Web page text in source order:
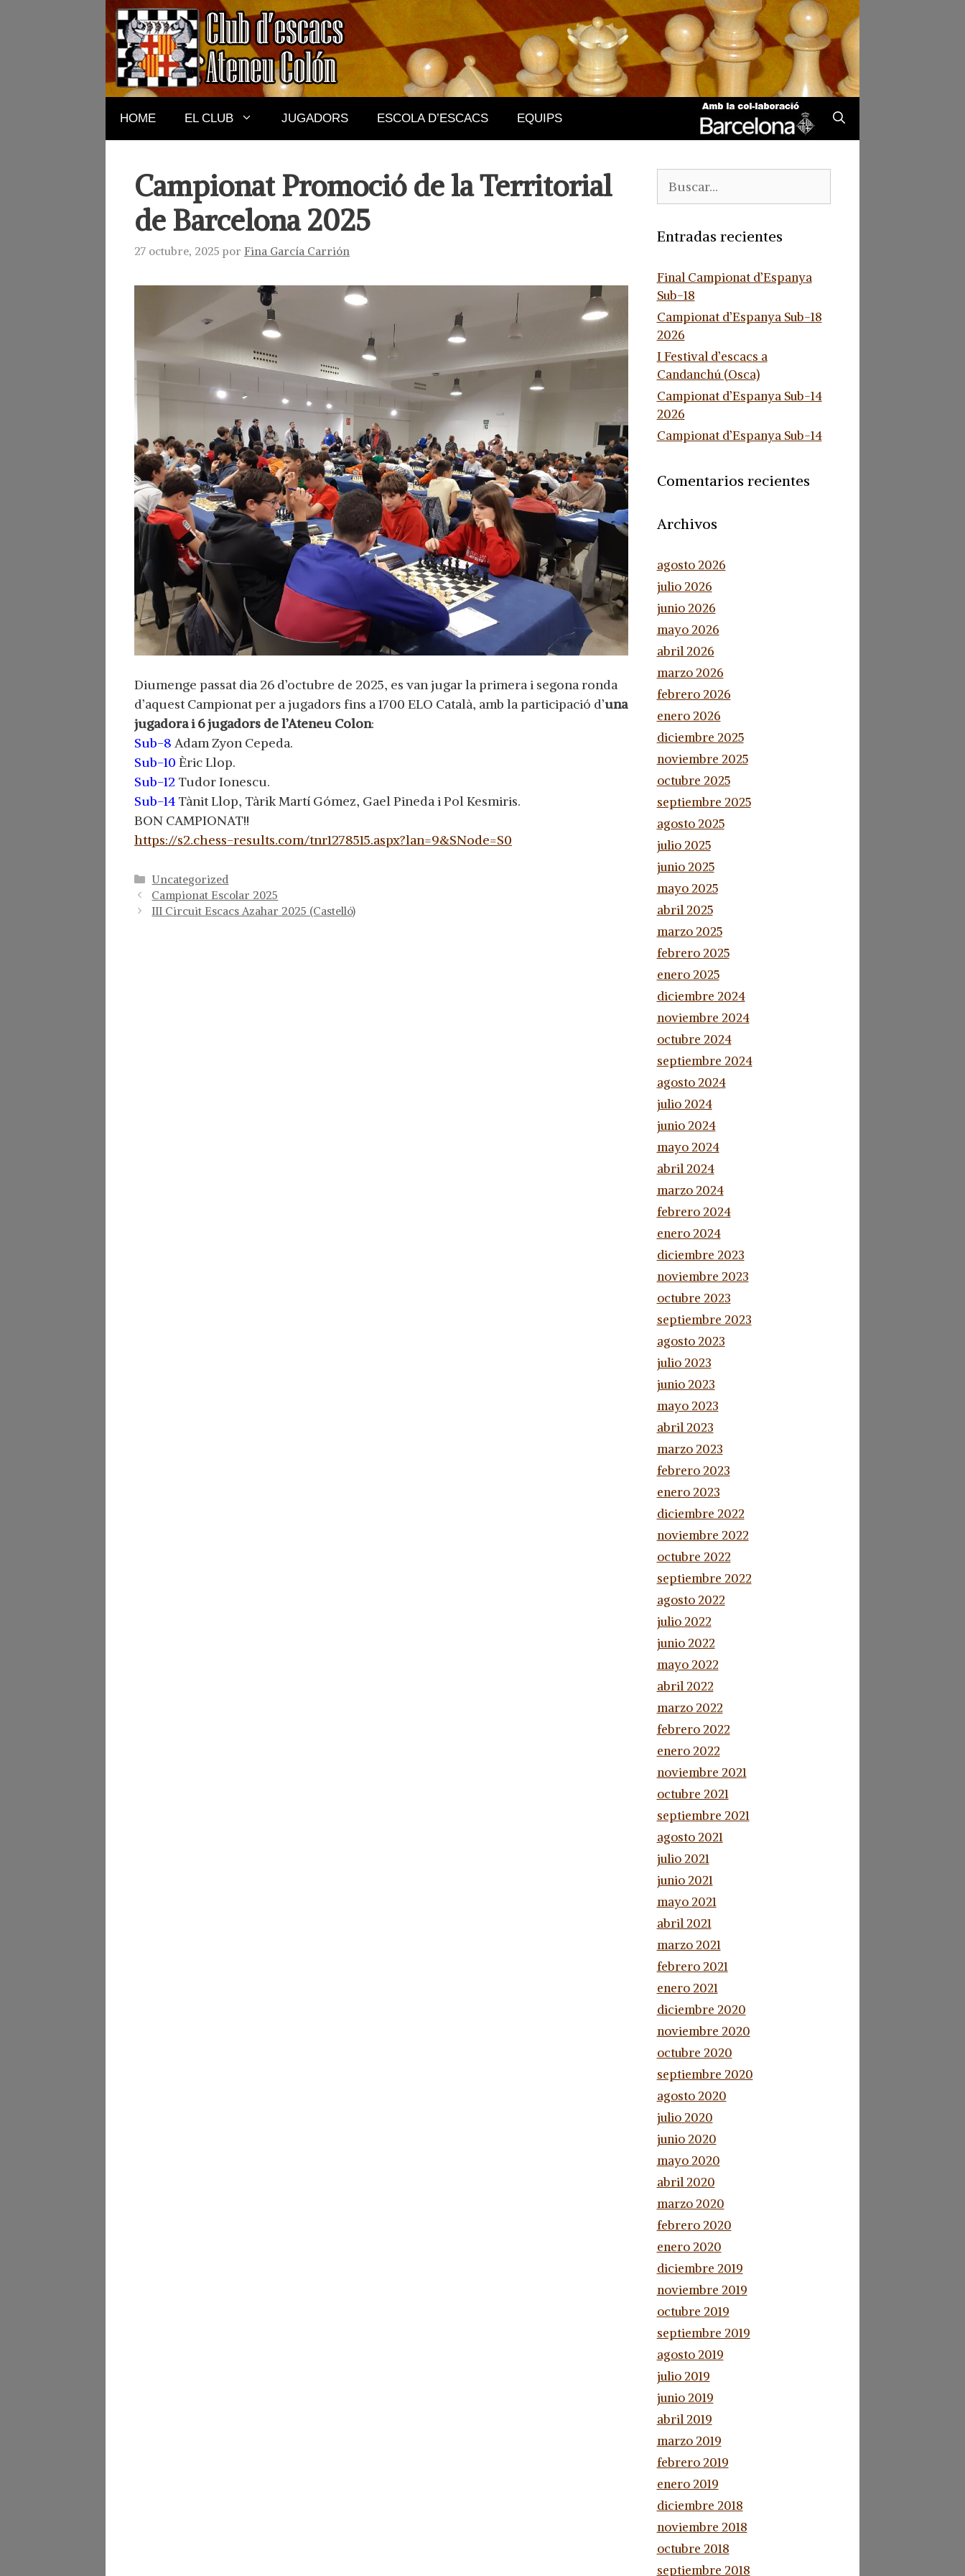
HOME EL CLUB JUGADORS ESCOLA D’ESCACS EQUIPS
Campionat Promoció de la Territorial
de Barcelona 2025
27 octubre, 2025 por Fina García Carrión
Diumenge passat dia 26 d’octubre de 2025, es van jugar la primera i segona ronda
d’aquest Campionat per a jugadors fins a 1700 ELO Català, amb la participació d’una
jugadora i 6 jugadors de l’Ateneu Colon:
Sub-8 Adam Zyon Cepeda.
Sub-10 Èric Llop.
Sub-12 Tudor Ionescu.
Sub-14 Tànit Llop, Tàrik Martí Gómez, Gael Pineda i Pol Kesmiris.
BON CAMPIONAT!!
https://s2.chess-results.com/tnr1278515.aspx?lan=9&SNode=S0
Categorías
Uncategorized
Campionat Escolar 2025
III Circuit Escacs Azahar 2025 (Castelló)
Entradas recientes
Final Campionat d’Espanya
Sub-18
Campionat d’Espanya Sub-18
2026
I Festival d’escacs a
Candanchú (Osca)
Campionat d’Espanya Sub-14
2026
Campionat d’Espanya Sub-14
Comentarios recientes
Archivos
agosto 2026
julio 2026
junio 2026
mayo 2026
abril 2026
marzo 2026
febrero 2026
enero 2026
diciembre 2025
noviembre 2025
octubre 2025
septiembre 2025
agosto 2025
julio 2025
junio 2025
mayo 2025
abril 2025
marzo 2025
febrero 2025
enero 2025
diciembre 2024
noviembre 2024
octubre 2024
septiembre 2024
agosto 2024
julio 2024
junio 2024
mayo 2024
abril 2024
marzo 2024
febrero 2024
enero 2024
diciembre 2023
noviembre 2023
octubre 2023
septiembre 2023
agosto 2023
julio 2023
junio 2023
mayo 2023
abril 2023
marzo 2023
febrero 2023
enero 2023
diciembre 2022
noviembre 2022
octubre 2022
septiembre 2022
agosto 2022
julio 2022
junio 2022
mayo 2022
abril 2022
marzo 2022
febrero 2022
enero 2022
noviembre 2021
octubre 2021
septiembre 2021
agosto 2021
julio 2021
junio 2021
mayo 2021
abril 2021
marzo 2021
febrero 2021
enero 2021
diciembre 2020
noviembre 2020
octubre 2020
septiembre 2020
agosto 2020
julio 2020
junio 2020
mayo 2020
abril 2020
marzo 2020
febrero 2020
enero 2020
diciembre 2019
noviembre 2019
octubre 2019
septiembre 2019
agosto 2019
julio 2019
junio 2019
abril 2019
marzo 2019
febrero 2019
enero 2019
diciembre 2018
noviembre 2018
octubre 2018
septiembre 2018